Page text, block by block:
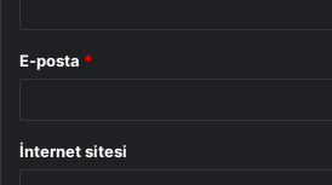
E-posta *
İnternet sitesi